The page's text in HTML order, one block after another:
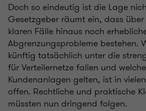
Doch so eindeutig ist die Lage
Gesetzgeber räumt ein, dass
klaren Fälle hinaus noch
Abgrenzungsprobleme bestehen.
künftig tatsächlich unter die
für Verteilernetze fallen und
Kundenanlagen gelten, ist in
offen. Rechtliche und praktische
müssten nun dringend folgen.